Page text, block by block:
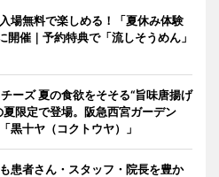
場無料で楽しめる！「夏休み体験
催｜予約特典で「流しそうめん」
ーズ 夏の食欲をそそる“旨味唐揚げ
限定で登場。阪急西宮ガーデン
黒十ヤ（コクトウヤ）」
患者さん・スタッフ・院長を豊か